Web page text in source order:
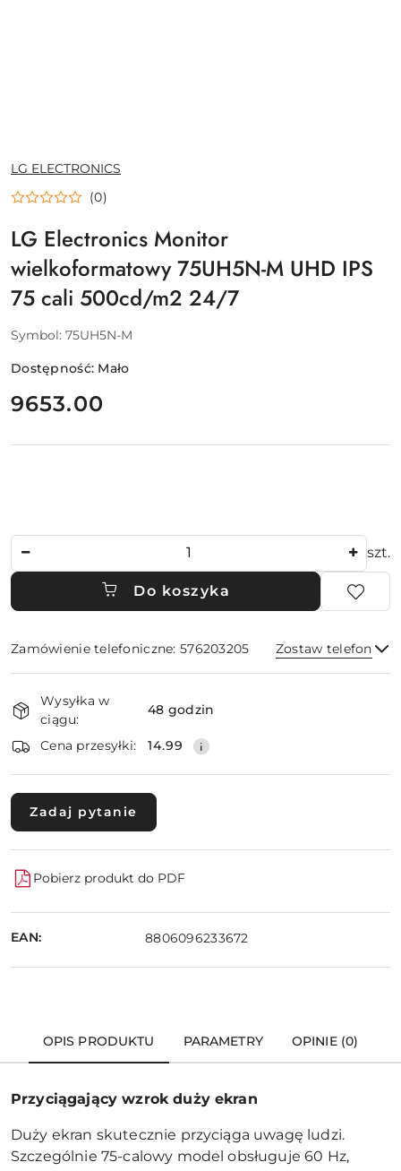
NAZWA
PRODUCENTA:
LG ELECTRONICS
(0)
LG Electronics Monitor
wielkoformatowy 75UH5N-M UHD IPS
75 cali 500cd/m2 24/7
Symbol: 75UH5N-M
Dostępność: Mało
cena:
9653.00
szt.
Do koszyka
Zamówienie telefoniczne: 576203205 Zostaw telefon
Dostępność
i
dostawa
Wysyłka w
ciągu:
48 godzin
Cena przesyłki: 14.99
Zadaj pytanie
Pobierz produkt do PDF
EAN: 8806096233672
OPIS PRODUKTU PARAMETRY OPINIE (0)
Przyciągający wzrok duży ekran
Duży ekran skutecznie przyciąga uwagę ludzi.
Szczególnie 75-calowy model obsługuje 60 Hz,